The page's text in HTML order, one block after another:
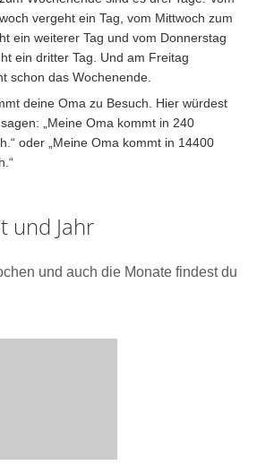
vergeht ein Tag, vom Mittwoch zum
ein weiterer Tag und vom Donnerstag
ein dritter Tag. Und am Freitag
schon das Wochenende.
deine Oma zu Besuch. Hier würdest
„Meine Oma kommt in 240
oder „Meine Oma kommt in 14400
und Jahr
und auch die Monate findest du